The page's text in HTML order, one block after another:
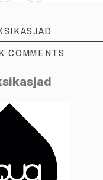
COMMENTS